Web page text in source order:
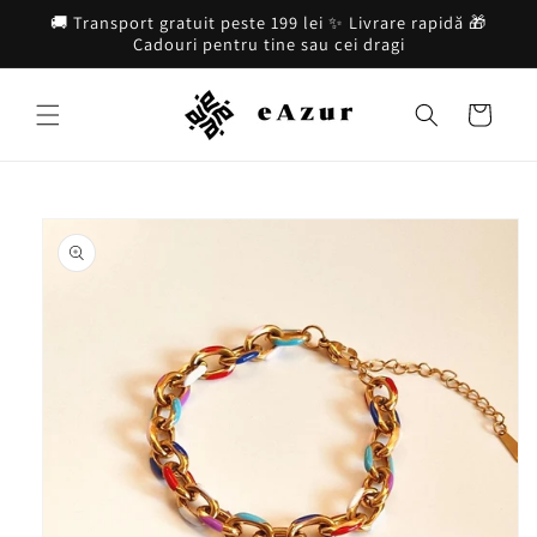
Salt la
🚚 Transport gratuit peste 199 lei ✨ Livrare rapidă 🎁
Cadouri pentru tine sau cei dragi
Coș
informațiile
despre
produs